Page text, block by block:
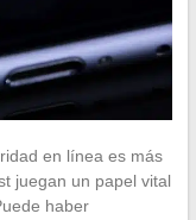
en línea es más
juegan un papel vital
haber